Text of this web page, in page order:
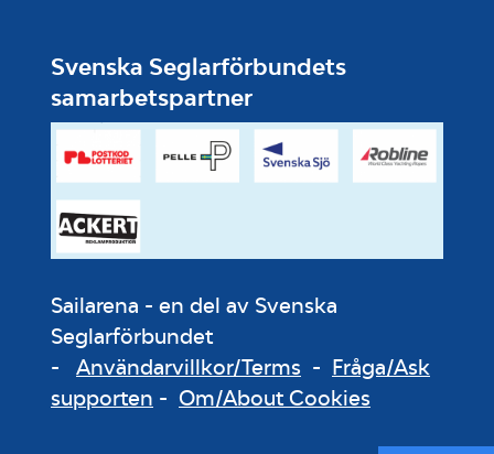
Svenska Seglarförbundets
samarbetspartner
Sailarena - en del av Svenska
Seglarförbundet
- Användarvillkor/Terms - Fråga/Ask
supporten - Om/About Cookies